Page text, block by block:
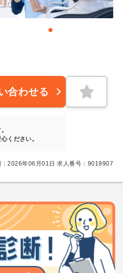
合わせる
ください。
：2026年06月01日 求人番号：9019907